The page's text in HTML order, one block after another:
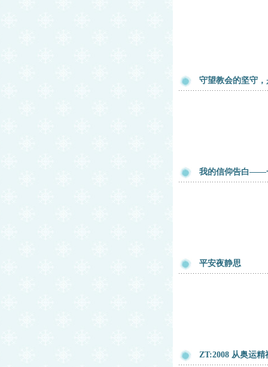
守望教会的坚守
我的信仰告白——
平安夜静思
ZT:2008 从奥运精